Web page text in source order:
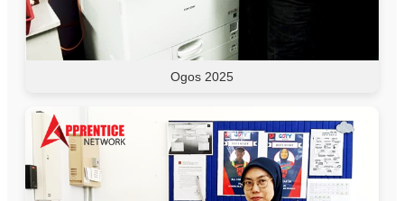
Ogos 2025